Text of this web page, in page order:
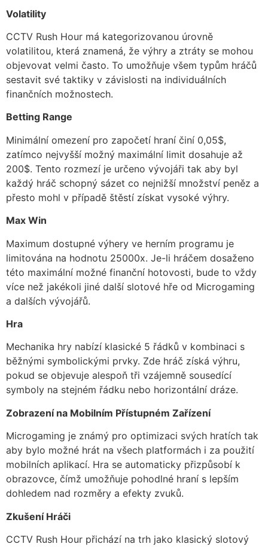
Volatility
CCTV Rush Hour má kategorizovanou úrovně
volatilitou, která znamená, že výhry a ztráty se mohou
objevovat velmi často. To umožňuje všem typům hráčů
sestavit své taktiky v závislosti na individuálních
finančních možnostech.
Betting Range
Minimální omezení pro započetí hraní činí 0,05$,
zatímco nejvyšší možný maximální limit dosahuje až
200$. Tento rozmezí je určeno vývojáři tak aby byl
každý hráč schopný sázet co nejnižší množství peněz a
přesto mohl v případě štěstí získat vysoké výhry.
Max Win
Maximum dostupné výhery ve herním programu je
limitována na hodnotu 25000x. Je-li hráčem dosaženo
této maximální možné finanční hotovosti, bude to vždy
více než jakékoli jiné další slotové hře od Microgaming
a dalších vývojářů.
Hra
Mechanika hry nabízí klasické 5 řádků v kombinaci s
běžnými symbolickými prvky. Zde hráč získá výhru,
pokud se objevuje alespoň tři vzájemně sousedící
symboly na stejném řádku nebo horizontální dráze.
Zobrazení na Mobilním Přístupném Zařízení
Microgaming je známý pro optimizaci svých hratích tak
aby bylo možné hrát na všech platformách i za použití
mobilních aplikací. Hra se automaticky přizpůsobí k
obrazovce, čímž umožňuje pohodlné hraní s lepším
dohledem nad rozměry a efekty zvuků.
Zkušení Hráči
CCTV Rush Hour přichází na trh jako klasický slotový